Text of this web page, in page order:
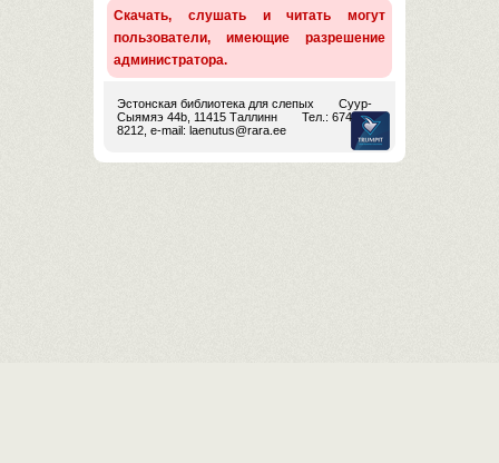
Скачать, слушать и читать могут
пользователи, имеющие разрешение
администратора.
Эстонская библиотека для слепых
Суур-
Сыямяэ 44b, 11415 Таллинн
Тел.: 674
8212, e-mail: laenutus@rara.ee